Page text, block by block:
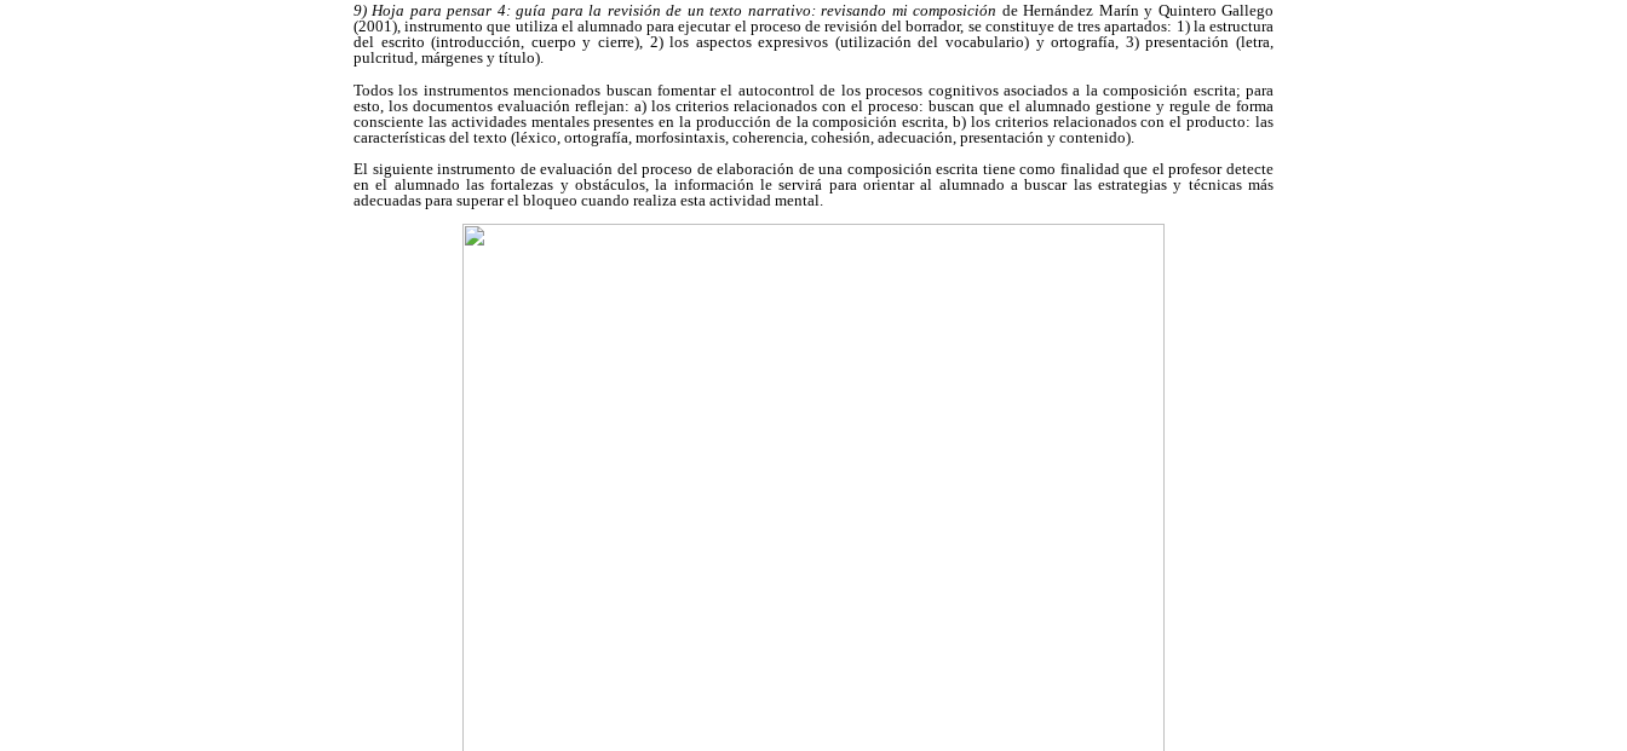
9) Hoja para pensar 4: guía para la revisión de un texto narrativo: revisando mi composición de Hernández Marín y Quintero Gallego
(2001), instrumento que utiliza el alumnado para ejecutar el proceso de revisión del borrador, se constituye de tres apartados: 1) la estructura
del escrito (introducción, cuerpo y cierre), 2) los aspectos expresivos (utilización del vocabulario) y ortografía, 3) presentación (letra,
pulcritud, márgenes y título).
Todos los instrumentos mencionados buscan fomentar el autocontrol de los procesos cognitivos asociados a la composición escrita; para
esto, los documentos evaluación reflejan: a) los criterios relacionados con el proceso: buscan que el alumnado gestione y regule de forma
consciente las actividades mentales presentes en la producción de la composición escrita, b) los criterios relacionados con el producto: las
características del texto (léxico, ortografía, morfosintaxis, coherencia, cohesión, adecuación, presentación y contenido).
El siguiente instrumento de evaluación del proceso de elaboración de una composición escrita tiene como finalidad que el profesor detecte
en el alumnado las fortalezas y obstáculos, la información le servirá para orientar al alumnado a buscar las estrategias y técnicas más
adecuadas para superar el bloqueo cuando realiza esta actividad mental.